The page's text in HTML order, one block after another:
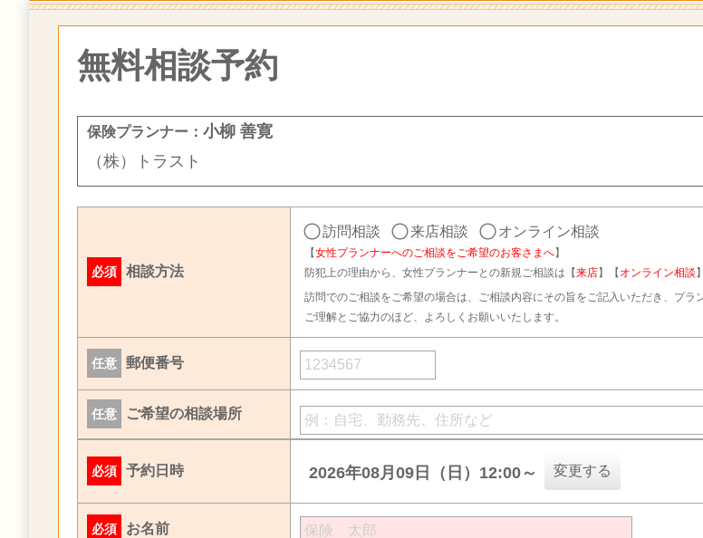
無料相談予約
保険プランナー： 小柳 善寛
（株）トラスト
必須 相談方法
訪問相談 来店相談 オンライン相談
【女性プランナーへのご相談をご希望のお客さまへ】
防犯上の理由から、女性プランナーとの新規ご相談は【来店】【 オンライン相談
訪問でのご相談をご希望の場合は、ご相談内容にその旨をご記入いただき、プラ
ご理解とご協力のほど、よろしくお願いいたします。
任意 郵便番号
任意 ご希望の相談場所
必須 予約日時 2026年08月09日（日）12:00～ 変更する
必須 お名前